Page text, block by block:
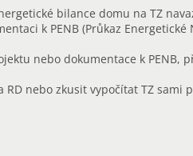
bilance domu na TZ
k PENB (Průkaz Energetické
nebo dokumentace k PENB,
nebo zkusit vypočítat TZ sami